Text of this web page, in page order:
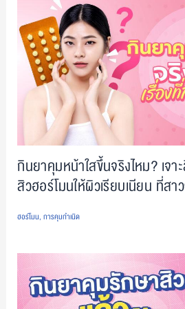
กินยาคุมหน้าใสขึ้นจริงไหม? เจ
สิวฮอร์โมนให้ผิวเรียบเนียน ที่ส
ฮอร์โมน,การคุมกำเนิด